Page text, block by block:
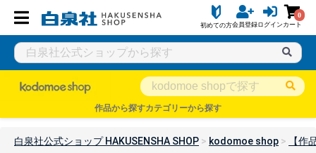
初めての方会員登録ログイン
0
カート
作品から探すカテゴリーから探す
白泉社公式ショップ HAKUSENSHA SHOP kodomoe shop 【作